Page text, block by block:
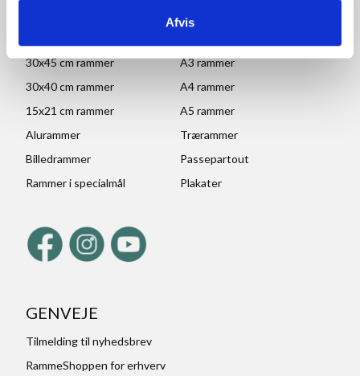
Afvis
30x45 cm rammer
A3 rammer
30x40 cm rammer
A4 rammer
15x21 cm rammer
A5 rammer
Alurammer
Trærammer
Billedrammer
Passepartout
Rammer i specialmål
Plakater
GENVEJE
Tilmelding til nyhedsbrev
RammeShoppen for erhverv